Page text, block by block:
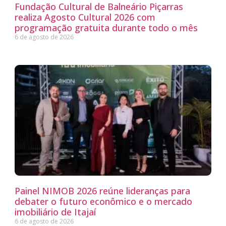
Fundação Cultural de Balneário Piçarras
realiza Agosto Cultural 2026 com
programação gratuita durante todo o mês
6 de agosto de 2026
Painel NIMOB 2026 reúne lideranças para
debater o futuro econômico e o mercado
imobiliário de Itajaí
6 de agosto de 2026